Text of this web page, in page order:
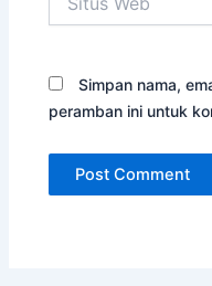
Web
Simpan nama,
peramban ini untuk